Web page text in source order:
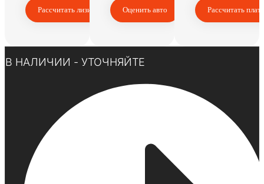
Рассчитать лизинг Оценить авто Рассчитать
В НАЛИЧИИ - УТОЧНЯЙТЕ